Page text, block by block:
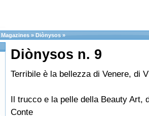
Magazines » Diònysos »
Diònysos n. 9
Terribile è la bellezza di Venere, di
Il trucco e la pelle della Beauty Art,
Conte